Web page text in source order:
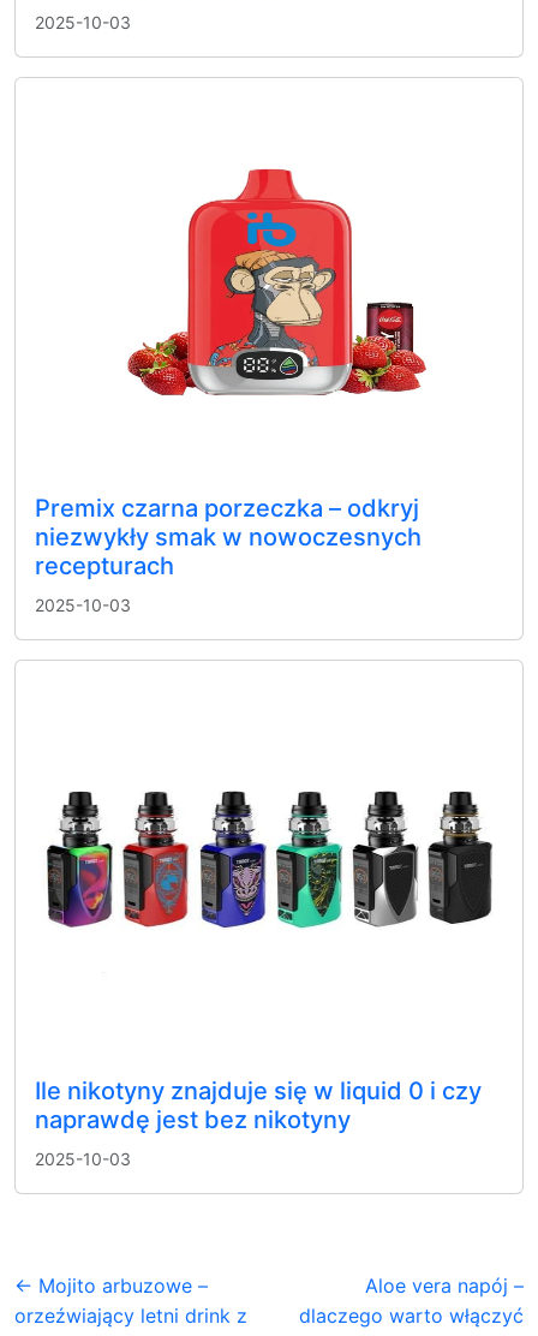
2025-10-03
Premix czarna porzeczka – odkryj
niezwykły smak w nowoczesnych
recepturach
2025-10-03
Ile nikotyny znajduje się w liquid 0 i czy
naprawdę jest bez nikotyny
2025-10-03
← Mojito arbuzowe –
orzeźwiający letni drink z
Aloe vera napój –
dlaczego warto włączyć